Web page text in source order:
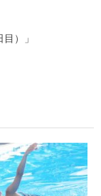
）」